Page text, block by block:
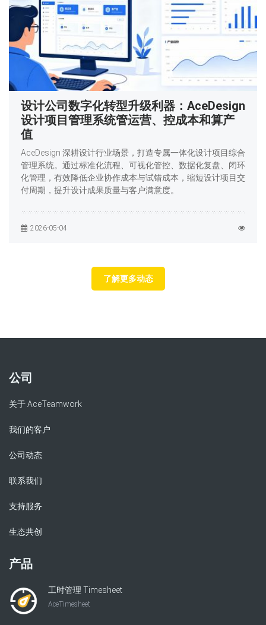
设计公司数字化转型升级利器：AceDesign
设计项目管理系统管运营、控成本和算产
值
AceDesign 深耕设计行业场景，打造专属一体化设计项目综合
管理系统。通过标准化流程、可视化管控、数据化复盘、闭环
化管理，有效降低企业协作成本与试错成本，缩短设计项目交
付周期，提升设计成果质量与客户满意度。
2026-05-04
了解更多动态
公司
关于 AceTeamwork
我们的客户
公司动态
联系我们
支持服务
生态共创
产品
工时管理 Timesheet
AceTimesheet